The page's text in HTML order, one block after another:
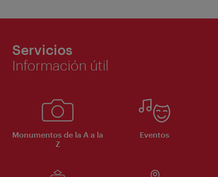
Servicios
Información útil
Monumentos de la A a la
Z
Eventos